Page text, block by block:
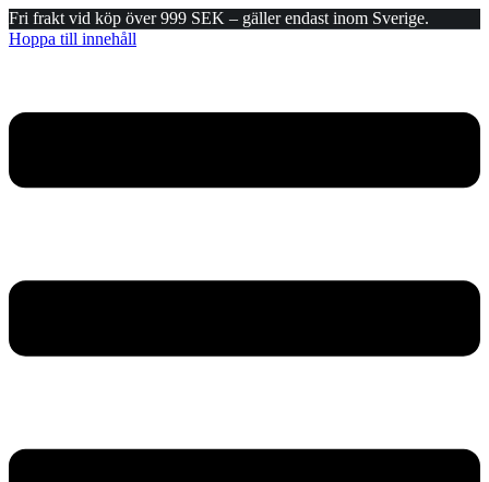
Fri frakt vid köp över 999 SEK – gäller endast inom Sverige.
Hoppa till innehåll